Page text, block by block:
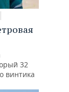
32
винтика